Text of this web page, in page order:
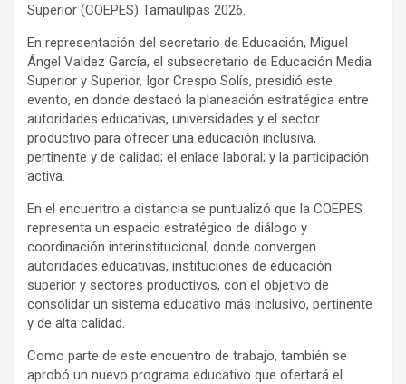
Superior (COEPES) Tamaulipas 2026.
En representación del secretario de Educación, Miguel
Ángel Valdez García, el subsecretario de Educación Media
Superior y Superior, Igor Crespo Solís, presidió este
evento, en donde destacó la planeación estratégica entre
autoridades educativas, universidades y el sector
productivo para ofrecer una educación inclusiva,
pertinente y de calidad; el enlace laboral; y la participación
activa.
En el encuentro a distancia se puntualizó que la COEPES
representa un espacio estratégico de diálogo y
coordinación interinstitucional, donde convergen
autoridades educativas, instituciones de educación
superior y sectores productivos, con el objetivo de
consolidar un sistema educativo más inclusivo, pertinente
y de alta calidad.
Como parte de este encuentro de trabajo, también se
aprobó un nuevo programa educativo que ofertará el